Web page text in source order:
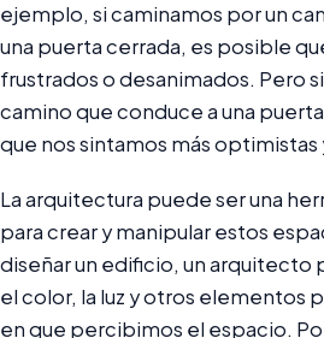
ejemplo, si caminamos por un
una puerta cerrada, es posible
frustrados o desanimados. Pero
camino que conduce a una
que nos sintamos más optimistas
La arquitectura puede ser una
para crear y manipular estos
diseñar un edificio, un arquitecto
el color, la luz y otros elementos
en que percibimos el espacio.